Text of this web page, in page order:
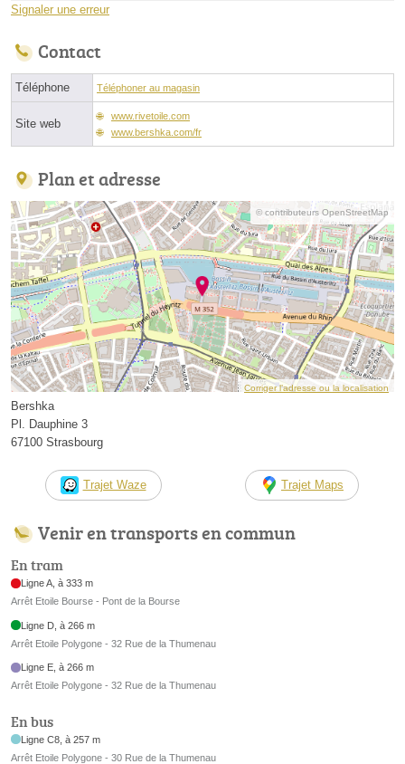
Signaler une erreur
Contact
Téléphone Téléphoner au magasin
Site web
www.rivetoile.com
www.bershka.com/fr
Plan et adresse
© contributeurs OpenStreetMap
Corriger l’adresse ou la localisation
Bershka
Pl. Dauphine 3
67100 Strasbourg
Trajet Waze Trajet Maps
Venir en transports en commun
En tram
Ligne A, à 333 m
Arrêt Etoile Bourse - Pont de la Bourse
Ligne D, à 266 m
Arrêt Etoile Polygone - 32 Rue de la Thumenau
Ligne E, à 266 m
Arrêt Etoile Polygone - 32 Rue de la Thumenau
En bus
Ligne C8, à 257 m
Arrêt Etoile Polygone - 30 Rue de la Thumenau